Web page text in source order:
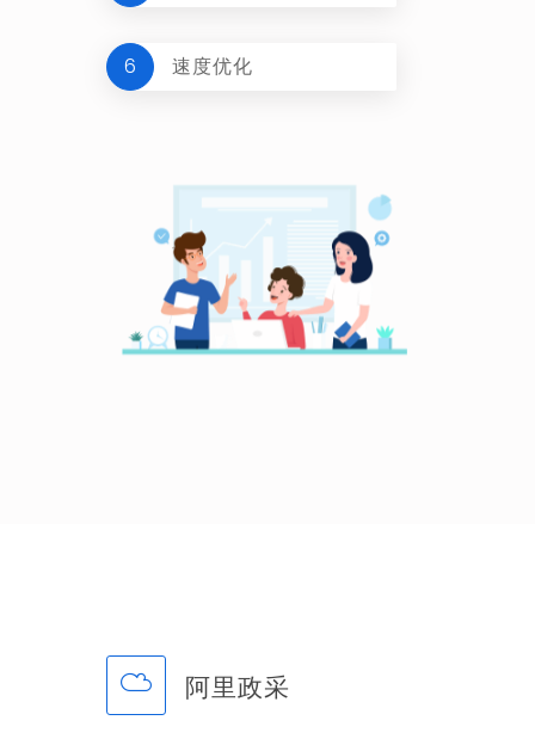
6 速度优化
阿里政采